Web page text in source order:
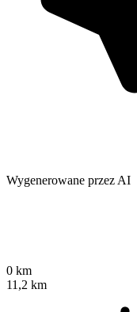
Wygenerowane przez AI
0 km
11,2 km